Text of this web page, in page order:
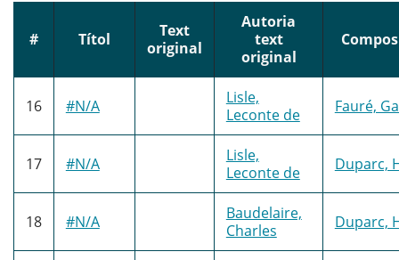
# Títol
Text
original
Autoria
text
original
16 #N/A
Lisle,
Leconte de
Fauré,
17 #N/A
Lisle,
Leconte de
Duparc,
18 #N/A
Baudelaire,
Charles
Duparc,